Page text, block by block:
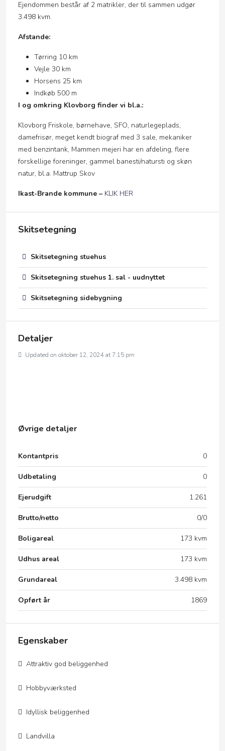
Ejendommen består af 2 matrikler, der til sammen udgør
3.498 kvm.
Afstande:
Tørring 10 km
Vejle 30 km
Horsens 25 km
Indkøb 500 m
I og omkring Klovborg finder vi bl.a.:
Klovborg Friskole, børnehave, SFO, naturlegeplads,
damefrisør, meget kendt biograf med 3 sale, mekaniker
med benzintank, Mammen mejeri har en afdeling, flere
forskellige foreninger, gammel banesti/natursti og skøn
natur, bl.a. Mattrup Skov
Ikast-Brande kommune – KLIK HER
Skitsetegning
Skitsetegning stuehus
Skitsetegning stuehus 1. sal - uudnyttet
Skitsetegning sidebygning
Detaljer
Updated on oktober 12, 2024 at 7:15 pm
Øvrige detaljer
Kontantpris 0
Udbetaling 0
Ejerudgift 1.261
Brutto/netto 0/0
Boligareal 173 kvm
Udhus areal 173 kvm
Grundareal 3.498 kvm
Opført år 1869
Egenskaber
Attraktiv god beliggenhed
Hobbyværksted
Idyllisk beliggenhed
Landvilla